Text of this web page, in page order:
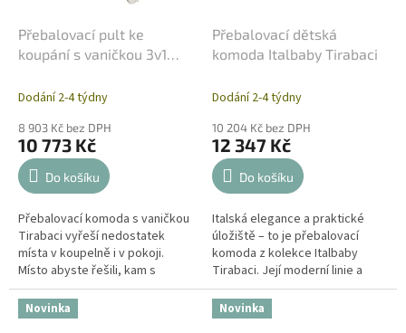
Přebalovací pult ke
koupání s vaničkou 3v1
Dodání 2-4 týdny
8 903 Kč bez DPH
10 773 Kč
Do košíku
Přebalovací komoda s vaničkou
Tirabaci vyřeší nedostatek
místa v koupelně i v pokoji.
Místo abyste řešili, kam s
vaničkou a kde miminko
převlékat, máte všechno
přehledně po ruce...
Přebalovací dětská
komoda Italbaby Tirabaci
Dodání 2-4 týdny
10 204 Kč bez DPH
12 347 Kč
Do košíku
Italská elegance a praktické
úložiště – to je přebalovací
komoda z kolekce Italbaby
Tirabaci. Její moderní linie a
nadčasová kombinace barev
zaručují, že se stane vkusnou...
Novinka Novinka